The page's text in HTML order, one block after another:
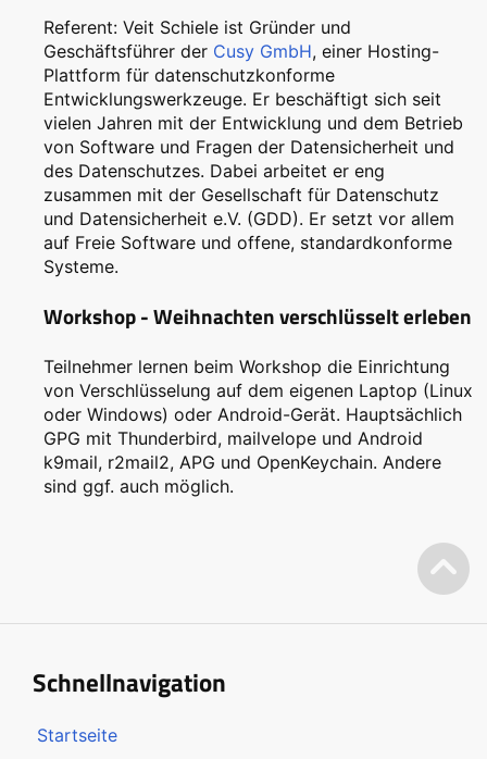
Referent: Veit Schiele ist Gründer und
Geschäftsführer der Cusy GmbH, einer Hosting-
Plattform für datenschutzkonforme
Entwicklungswerkzeuge. Er beschäftigt sich seit
vielen Jahren mit der Entwicklung und dem Betrieb
von Software und Fragen der Datensicherheit und
des Datenschutzes. Dabei arbeitet er eng
zusammen mit der Gesellschaft für Datenschutz
und Datensicherheit e.V. (GDD). Er setzt vor allem
auf Freie Software und offene, standardkonforme
Systeme.
Workshop - Weihnachten verschlüsselt erleben
Teilnehmer lernen beim Workshop die Einrichtung
von Verschlüsselung auf dem eigenen Laptop (Linux
oder Windows) oder Android-Gerät. Hauptsächlich
GPG mit Thunderbird, mailvelope und Android
k9mail, r2mail2, APG und OpenKeychain. Andere
sind ggf. auch möglich.
Schnellnavigation
Startseite